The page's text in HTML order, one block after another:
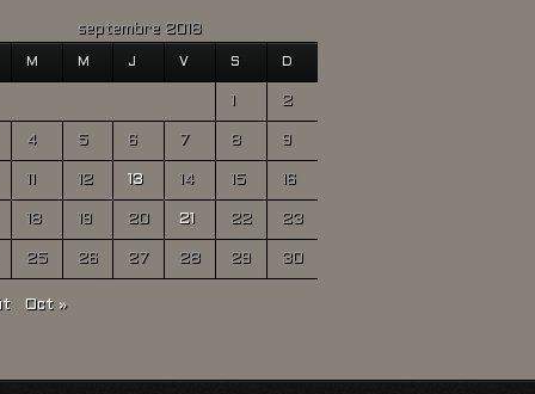
septembre 2018
M M J V S D
1 2
4 5 6 7 8 9
11 12 13 14 15 16
18 19 20 21 22 23
25 26 27 28 29 30
Oct »